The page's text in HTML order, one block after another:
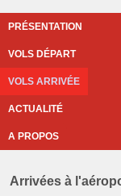
PRÉSENTATION
VOLS DÉPART
VOLS ARRIVÉE
ACTUALITÉ
A PROPOS
Arrivées à